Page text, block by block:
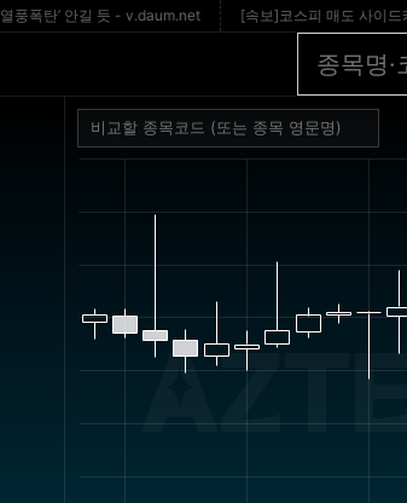
탄’ 안길 듯 - v.daum.net [속보]코스피 매도 사이드카